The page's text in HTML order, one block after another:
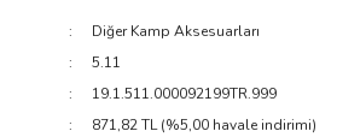
Diğer Kamp Aksesuarları
5.11
19.1.511.000092199TR.999
871,82 TL (%5,00 havale indirimi)